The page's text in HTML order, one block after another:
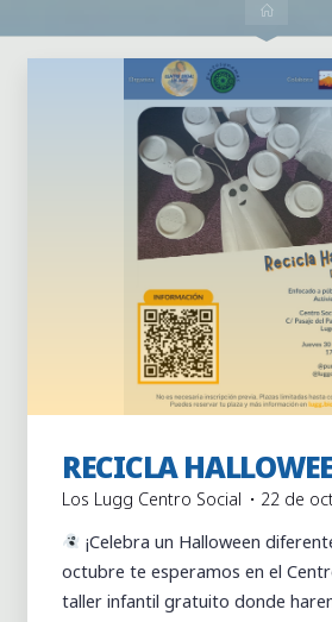
Actividades Actividades puntuales
Lugg
RECICLA
Los Lugg Centro Social
22 de
¡Celebra un Halloween
octubre te esperamos en el
taller infantil gratuito donde